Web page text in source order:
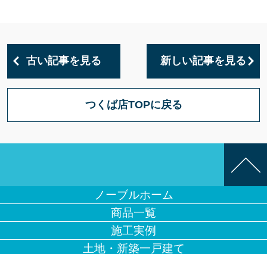
古い記事を見る 新しい記事を見る
つくば店TOPに戻る
ノーブルホーム
商品一覧
施工実例
土地・新築一戸建て